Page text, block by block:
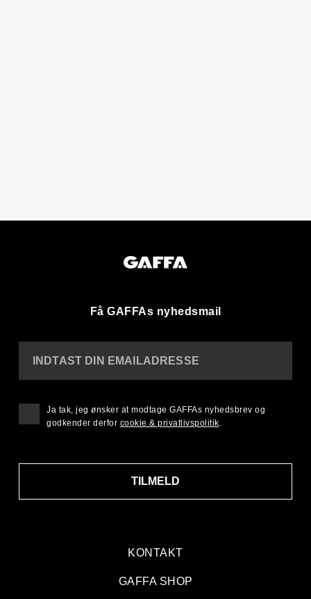
Få GAFFAs nyhedsmail
KONTAKT
GAFFA SHOP
INDTAST DIN EMAILADRESSE
TILMELD
Ja tak, jeg ønsker at modtage GAFFAs nyhedsbrev og
godkender derfor cookie & privatlivspolitik.